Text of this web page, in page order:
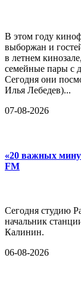
В этом году
выборжан и
в летнем
семейные пары с
Сегодня они
Илья Лебедев)...
07-08-2026
«20 важных
FM
Сегодня студию
начальник
Калинин.
06-08-2026